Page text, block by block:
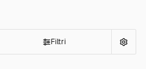
Filtri